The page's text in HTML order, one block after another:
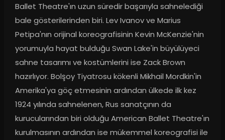
Ballet Theatre'ın uzun süredir başarıyla sahnelediği
bale gösterilerinden biri. Lev Ivanov ve Marius
Petipa'nın orijinal koreografisinin Kevin McKenzie'nin
yorumuyla hayat bulduğu Swan Lake'in büyülüyeci
sahne tasarımı ve kostümlerini ise Zack Brown
hazırlıyor. Bolşoy Tiyatrosu kökenli Mikhail Mordkin'in
Amerika'ya göç etmesinin ardından ülkede ilk kez
1924 yılında sahnelenen, Rus sanatçının da
kurucularından biri olduğu American Ballet Theatre'ın
kurulmasının ardından ise mükemmel koreografisi ile